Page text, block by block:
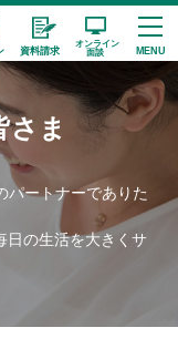
さま
パートナーでありた
日の生活を大きくサ